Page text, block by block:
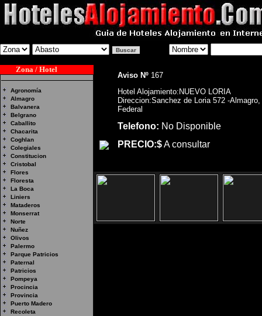
Zona / Hotel
Agronomía
Almagro
Balvanera
Belgrano
Caballito
Chacarita
Coghlan
Colegiales
Constitucion
Cristobal
Flores
Floresta
La Boca
Liniers
Mataderos
Monserrat
Norte
Nuñez
Olivos
Palermo
Parque Patricios
Paternal
Patricios
Pompeya
Procincia
Provincia
Puerto Madero
Recoleta
Aviso Nº 167
Hotel Alojamiento:NUEVO LORIA
Direccion:Sanchez de Loria 572 -
Federal
Telefono: No Disponible
PRECIO:$A consultar